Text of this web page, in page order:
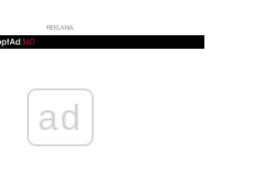
REKLAMA
ad